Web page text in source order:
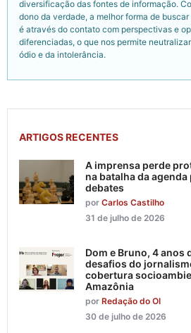
diversificação das fontes de informação.
dono da verdade, a melhor forma de
é através do contato com perspectivas e
diferenciadas, o que nos permite
ódio e da intolerância.
ARTIGOS RECENTES
A imprensa perde
na batalha da
debates
por Carlos Castilho
31 de julho de 2026
Dom e Bruno, 4 anos
desafios do
cobertura
Amazônia
por Redação do OI
30 de julho de 2026